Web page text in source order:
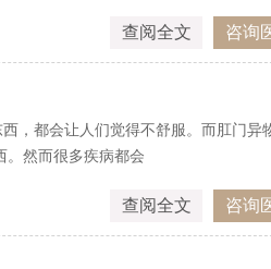
查阅全文 咨询
，都会让人们觉得不舒服。而肛门异
。然而很多疾病都会
查阅全文 咨询